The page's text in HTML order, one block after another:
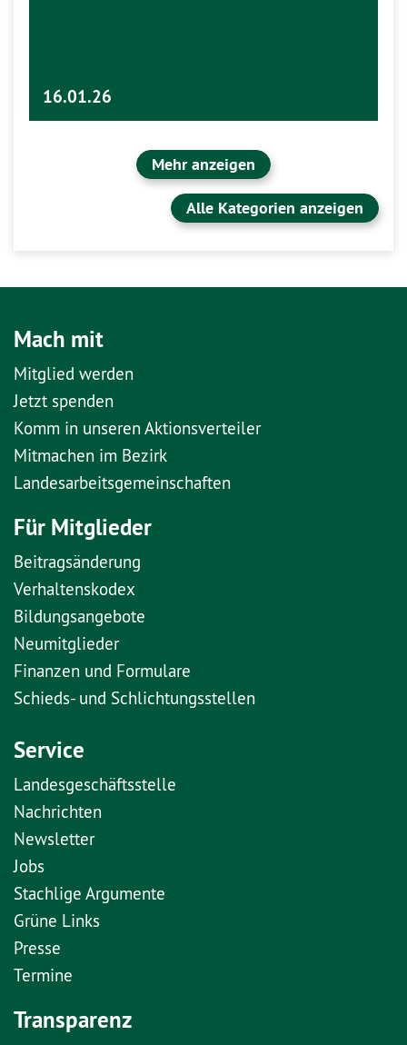
16.01.26
Mehr anzeigen
Alle Kategorien anzeigen
Mach mit
Mitglied werden
Jetzt spenden
Komm in unseren Aktionsverteiler
Mitmachen im Bezirk
Landesarbeitsgemeinschaften
Für Mitglieder
Beitragsänderung
Verhaltenskodex
Bildungsangebote
Neumitglieder
Finanzen und Formulare
Schieds- und Schlichtungsstellen
Service
Landesgeschäftsstelle
Nachrichten
Newsletter
Jobs
Stachlige Argumente
Grüne Links
Presse
Termine
Transparenz